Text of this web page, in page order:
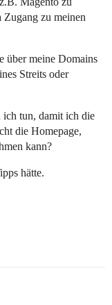
Zugang zu meinen
über meine Domains
Streits oder
ich tun, damit ich die
die Homepage,
kann?
hätte.